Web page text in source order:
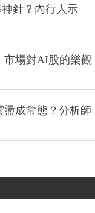
針？內行人示
市場對AI股的樂觀
盪成常態？分析師